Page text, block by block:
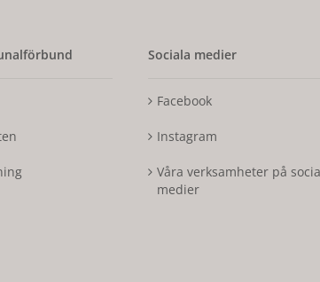
Sociala medier
Facebook
Instagram
Våra verksamheter på
medier